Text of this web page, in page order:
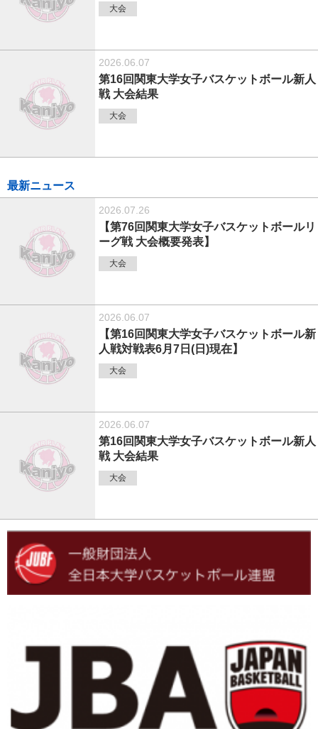
大会
2026.06.07
第16回関東大学女子バスケットボール新人
戦 大会結果
大会
最新ニュース
2026.07.26
【第76回関東大学女子バスケットボールリ
ーグ戦 大会概要発表】
大会
2026.06.07
【第16回関東大学女子バスケットボール新
人戦対戦表6月7日(日)現在】
大会
2026.06.07
第16回関東大学女子バスケットボール新人
戦 大会結果
大会